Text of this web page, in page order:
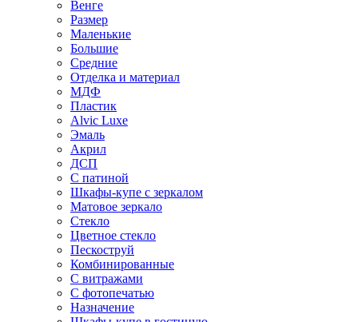
Венге
Размер
Маленькие
Большие
Средние
Отделка и материал
МДФ
Пластик
Alvic Luxe
Эмаль
Акрил
ДСП
С патиной
Шкафы-купе с зеркалом
Матовое зеркало
Стекло
Цветное стекло
Пескоструй
Комбинированные
С витражами
С фотопечатью
Назначение